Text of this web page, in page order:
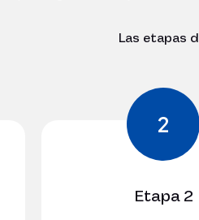
Las etapas
2
Etapa 2